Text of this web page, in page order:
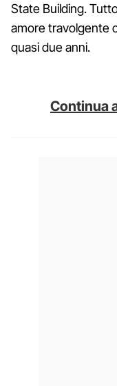
State Building.
amore travolgente
quasi due anni.
Continua